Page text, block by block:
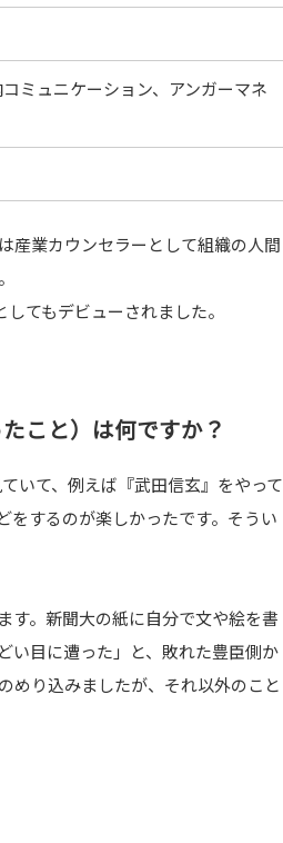
ミュニケーション、アンガーマネ
産業カウンセラーとして組織の人間
てもデビューされました。
こと）は何ですか？
いて、例えば『武田信玄』をやって
をするのが楽しかったです。そうい
す。新聞大の紙に自分で文や絵を書
い目に遭った」と、敗れた豊臣側か
めり込みましたが、それ以外のこと